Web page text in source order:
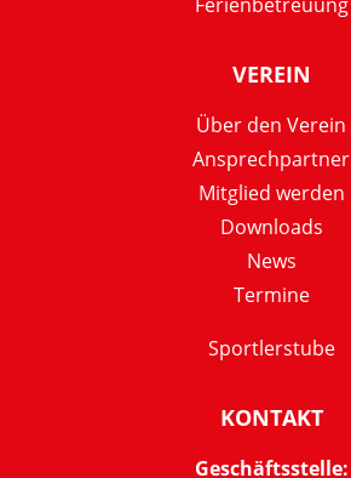
VEREIN
Über den Verein
Ansprechpartner
Mitglied werden
Downloads
News
Termine
Sportlerstube
KONTAKT
Geschäftsstelle: